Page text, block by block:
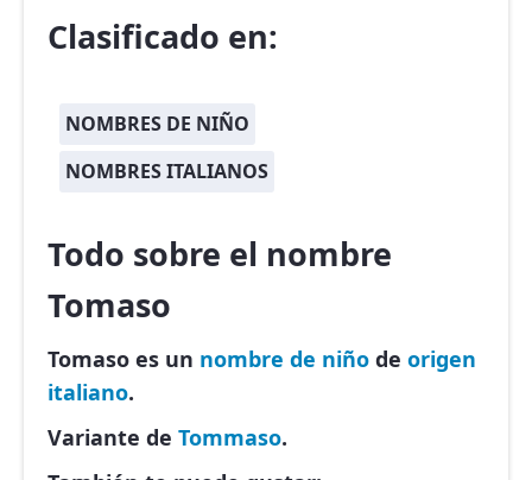
Clasificado en:
NOMBRES DE NIÑO
NOMBRES ITALIANOS
Todo sobre el nombre
Tomaso
Tomaso es un nombre de niño de origen
italiano.
Variante de Tommaso.